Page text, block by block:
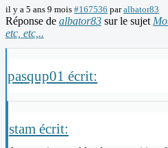
il y a 5 ans 9 mois #167536 paralbator83
Réponse de albator83 sur le sujet
etc, etc,..
pasqup01 écrit:
stam écrit: